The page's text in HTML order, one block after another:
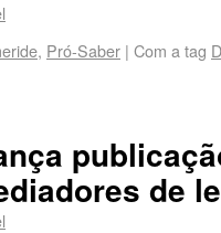
, Pró-Saber | Com a tag
de